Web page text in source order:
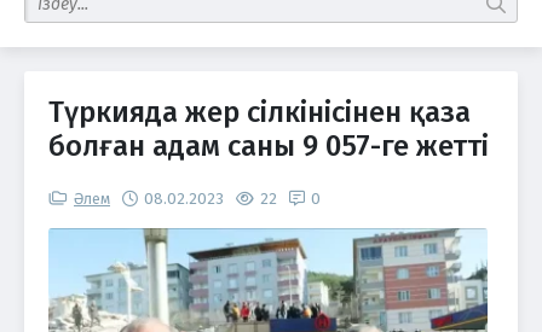
табу
Түркияда жер сілкінісінен қаза
болған адам саны 9 057-ге жетті
Әлем 08.02.2023 22 0